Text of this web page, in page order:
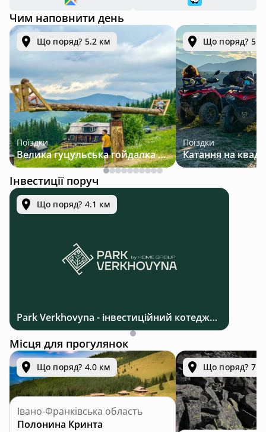
Чим наповнити день
Що поряд? 5.2 км
Поїздки
Велика гуцульська гойдалка — джип-тур у Карпатах
Що поряд? 5.2
Поїздки
Інвестиції поруч
Що поряд? 4.1 км
Park Verkhovyna - інвестиційний котеджний комплекс біля Верховини в Карпатах
Місця для прогулянок
Що поряд? 4.0 км
Івано-Франківська область
Полонина Кринта
Що поряд? 7.6